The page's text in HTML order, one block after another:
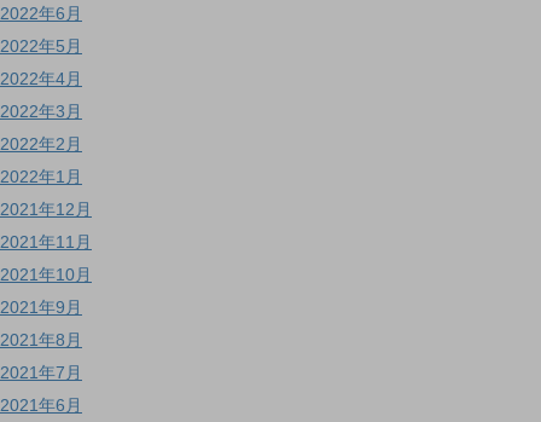
2022年6月
2022年5月
2022年4月
2022年3月
2022年2月
2022年1月
2021年12月
2021年11月
2021年10月
2021年9月
2021年8月
2021年7月
2021年6月